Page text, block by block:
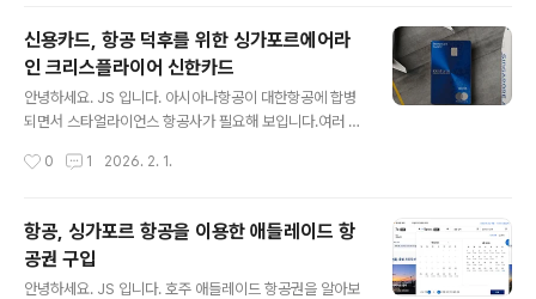
카드가 발급되어 내 손에 들어오는 경우가 많았습니다.이
번에는 신규발급, 해외 항공사 승인 절차, 지방 배송이 있어
일주일이나 걸린 거 같습니다. 프리미엄 카드 라인이라 하
지만, 그냥 일반 카드보다 포장이 조금 좋다는 느낌입니다.
카드 설명, 그리고 카드, 러지텍 끝아무것도 없어요.다른 후
카드는 이벤트 때 발급받고 혜택을 누려야 하는 거 같아요.
신용카드, 항공 덕후를 위한 싱가포르에어라
인 크리스플라이어 신한카드
안녕하세요. JS 입니다. 아시아나항공이 대한항공에 합병
되면서 스타얼라이언스 항공사가 필요해 보입니다.여러 항
라이어 카드를 눈여겨보고 있었습니다. 다양한 이벤트가
인트도 적립해야 하고, 싱가포르항공을 이용할 계획을 가
지고 있기에 주저 없이 신청해 봅니다. 프리미엄 카드 라인
에 있지만, 베스트 등급으로 상위 라인은 아닙니다.중급 프
리미엄 카드 라인으로 보면 될 거 같아요.신한카드의 상위
0 1 2026. 2. 1.
항공, 싱가포르 항공을 이용한 애들레이드 항
공권 구입
안녕하세요. JS 입니다. 호주 애들레이드 항공권을 알아보